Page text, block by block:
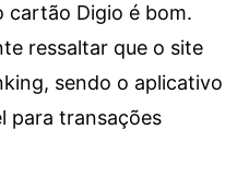
cartão Digio é bom.
ressaltar que o site
sendo o aplicativo
para transações